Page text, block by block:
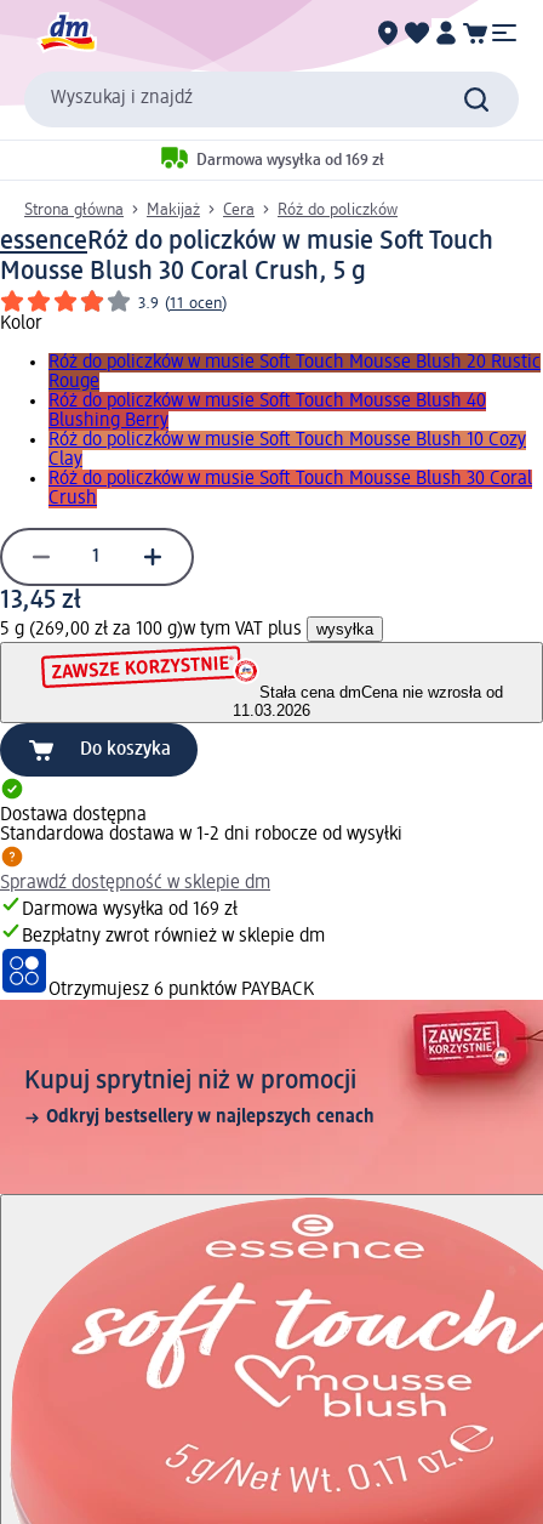
Wyszukaj i znajdź
Darmowa wysyłka od 169 zł
Strona główna Makijaż Cera Róż do policzków
essenceRóż do policzków w musie Soft Touch
Mousse Blush 30 Coral Crush, 5 g
3.9 (11 ocen)
Kolor
Róż do policzków w musie Soft Touch Mousse Blush 20 Rustic
Rouge
Róż do policzków w musie Soft Touch Mousse Blush 40
Blushing Berry
Róż do policzków w musie Soft Touch Mousse Blush 10 Cozy
Clay
Róż do policzków w musie Soft Touch Mousse Blush 30 Coral
Crush
13,45 zł
5 g (269,00 zł za 100 g)w tym VAT plus wysyłka
Stała cena dmCena nie wzrosła od
11.03.2026
Do koszyka
Dostawa dostępna
Standardowa dostawa w 1-2 dni robocze od wysyłki
Sprawdź dostępność w sklepie dm
Darmowa wysyłka od 169 zł
Bezpłatny zwrot również w sklepie dm
Otrzymujesz 6 punktów PAYBACK
Kupuj sprytniej niż w promocji
Odkryj bestsellery w najlepszych cenach